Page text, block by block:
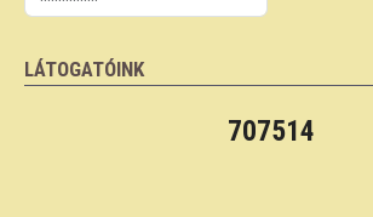
LÁTOGATÓINK
707514